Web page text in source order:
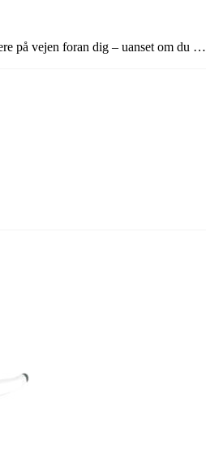
på vejen foran dig – uanset om du …